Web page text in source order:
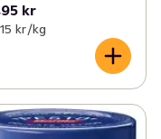
kr
kr /kg